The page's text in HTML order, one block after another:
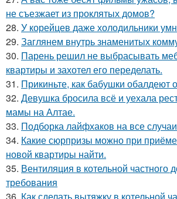
не съезжает из проклятых домов?
28. У корейцев даже холодильники
29. Заглянем внутрь знаменитых
30. Парень решил не выбрасывать
квартиры и захотел его переделать.
31. Прикиньте, как бабушки обалдеют
32. Девушка бросила всё и уехала
мамы на Алтае.
33. Подборка лайфхаков на все
34. Какие сюрпризы можно при
новой квартиры найти.
35. Вентиляция в котельной частного
требования